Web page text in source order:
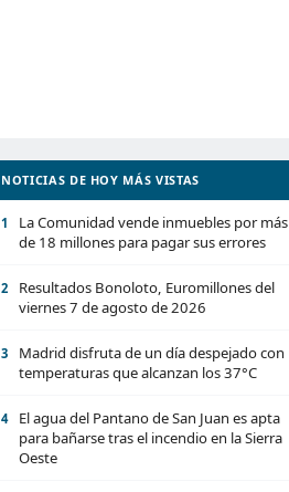
NOTICIAS DE HOY MÁS VISTAS
1
La Comunidad vende inmuebles por más
de 18 millones para pagar sus errores
2
Resultados Bonoloto, Euromillones del
viernes 7 de agosto de 2026
3
Madrid disfruta de un día despejado con
temperaturas que alcanzan los 37°C
4
El agua del Pantano de San Juan es apta
para bañarse tras el incendio en la Sierra
Oeste